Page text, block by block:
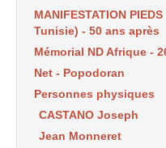
MANIFESTATION
Tunisie) - 50 ans après
Mémorial ND Afrique -
Net - Popodoran
Personnes physiques
CASTANO Joseph
Jean Monneret